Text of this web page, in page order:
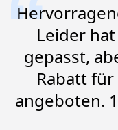
Leider
gepasst,
Rabatt
angeboten.